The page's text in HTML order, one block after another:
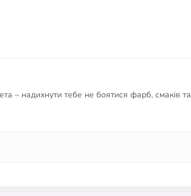
– надихнути тебе не боятися фарб, смаків та